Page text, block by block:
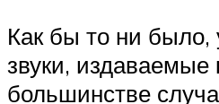
Как бы то ни
звуки, издаваемые
большинстве